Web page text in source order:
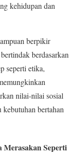
kehidupan dan
berpikir
berdasarkan
seperti etika,
nilai-nilai sosial
kebutuhan bertahan
Merasakan Seperti